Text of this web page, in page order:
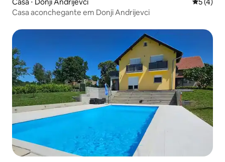
Casa ⋅ Donji Andrijevci 5 de
5 (4)
Casa aconchegante em Donji Andrijevci